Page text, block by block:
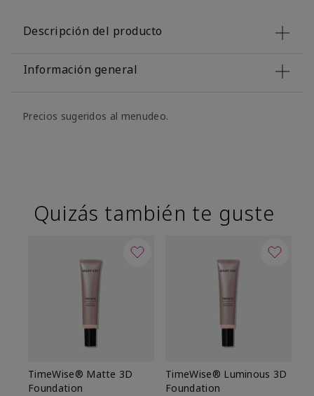
Descripción del producto
Información general
Precios sugeridos al menudeo.
Quizás también te guste
TimeWise® Matte 3D
Foundation
TimeWise® Luminous 3D
Foundation